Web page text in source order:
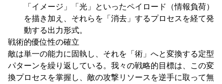
「イメージ」「光」といったペイロード（情報負荷）
を描き加え、それらを「消去」するプロセスを経て発
動する出力形式。
戦術的優位性の確立
敵は単一の能力に固執し、それを「術」へと変換する定型
パターンを繰り返している。我々の戦略的目標は、この変
換プロセスを掌握し、敵の攻撃リソースを逆手に取って無